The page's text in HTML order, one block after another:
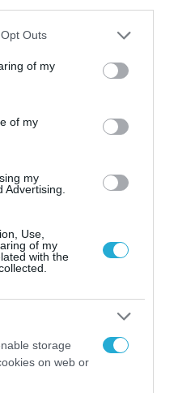
uses one or more Google
You may click to
and its third-party tags to
purposes in below Google
Outs
of my
of my
my
Advertising.
Use,
of my
with the
storage
on web or